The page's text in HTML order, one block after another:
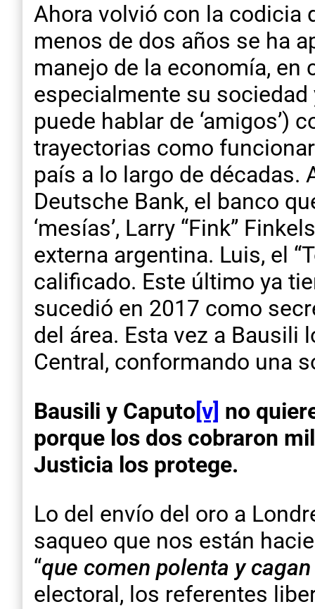
Ahora volvió con la codicia
menos de dos años se ha
manejo de la economía, en
especialmente su
puede hablar de ‘amigos’)
trayectorias como
país a lo largo de décadas.
Deutsche Bank, el banco
‘mesías’, Larry “Fink”
externa argentina. Luis, el
calificado. Este último ya
sucedió en 2017 como
del área. Esta vez a Bausili
Central, conformando una
Bausili y Caputo[v] no
porque los dos cobraron
Justicia los protege.
Lo del envío del oro a
saqueo que nos están
“que comen polenta y
electoral, los referentes